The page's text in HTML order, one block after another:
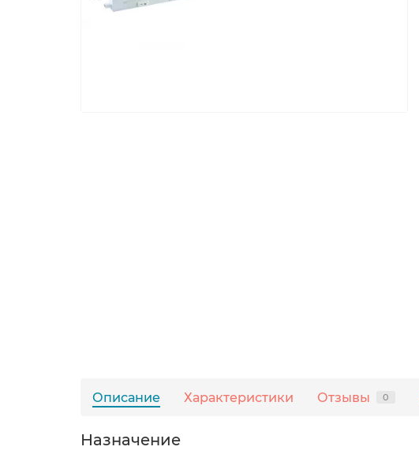
Описание Характеристики Отзывы 0
Назначение